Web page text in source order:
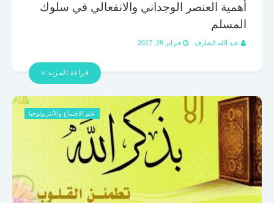
أهمية العنصر الوجداني والانفعالي في سلوك
المسلم
عبد الله الشارف فبراير 28, 2017
قراءة المزيد »
علم الاجتماع والأنثربولوجيا